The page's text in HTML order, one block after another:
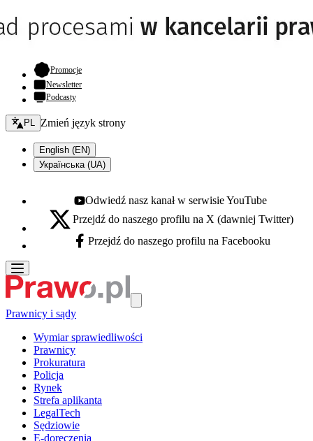
Promocje- otwiera się w nowej karcie
Newsletter
Podcasty
Zmień język - bieżący:
PL Zmień język strony
English (EN)
Українська (UA)
Youtube - otwiera się w nowej karcie
Odwiedź nasz kanał w serwisie YouTube
X - otwiera się w nowej karcie
Przejdź do naszego profilu na X (dawniej Twitter)
Facebook - otwiera się w nowej karcie
Przejdź do naszego profilu na Facebooku
Prawnicy i sądy
Wymiar sprawiedliwości
Prawnicy
Prokuratura
Policja
Rynek
Strefa aplikanta
LegalTech
Sędziowie
E-doręczenia